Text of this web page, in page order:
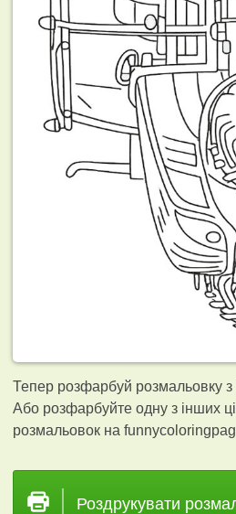
Тепер розфарбуй розмальовку
Або розфарбуйте одну з інших
розмальовок на
Роздрукувати